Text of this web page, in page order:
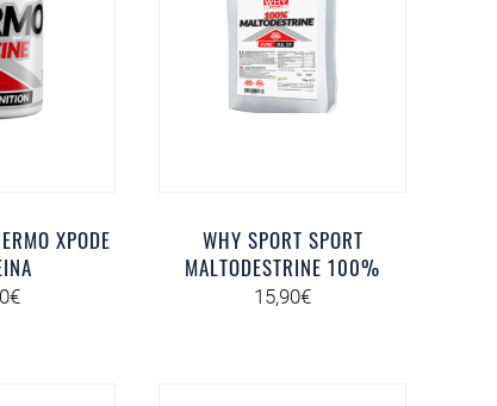
XPODE
€
WHY SPORT SPORT
MALTODESTRINE 100%
15,90€